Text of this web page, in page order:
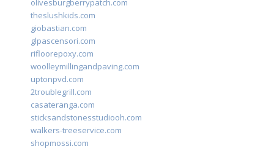
theslushkids.com
giobastian.com
glpascensori.com
rifloorepoxy.com
woolleymillingandpaving.com
uptonpvd.com
2troublegrill.com
casateranga.com
sticksandstonesstudiooh.com
walkers-treeservice.com
shopmossi.com